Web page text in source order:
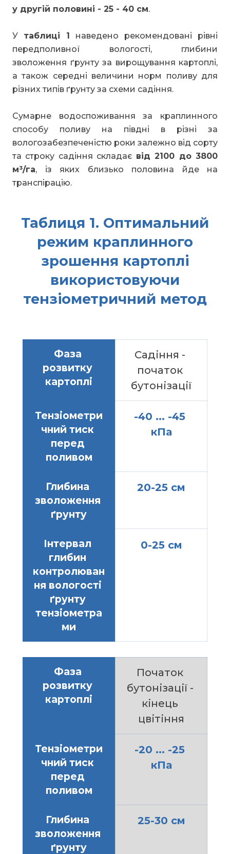
у другій половині - 25 - 40 см.
У таблиці 1 наведено рекомендовані рівні
передполивної вологості, глибини
зволоження ґрунту за вирощування картоплі,
а також середні величини норм поливу для
різних типів ґрунту за схеми садіння.
Сумарне водоспоживання за краплинного
способу поливу на півдні в різні за
вологозабезпеченістю роки залежно від сорту
та строку садіння складає від 2100 до 3800
м³/га, із яких близько половина йде на
транспірацію.
Таблиця 1. Оптимальний
режим краплинного
зрошення картоплі
використовуючи
тензіометричний метод
Фаза
розвитку
картоплі
Садіння -
початок
бутонізації
Тензіометри
чний тиск
перед
поливом
-40 ... -45
кПа
Глибина
зволоження
ґрунту
20-25 см
Інтервал
глибин
контролюван
ня вологості
ґрунту
тензіометра
ми
0-25 см
Фаза
розвитку
картоплі
Початок
бутонізації -
кінець
цвітіння
Тензіометри
чний тиск
перед
поливом
-20 ... -25
кПа
Глибина
зволоження
ґрунту
25-30 см